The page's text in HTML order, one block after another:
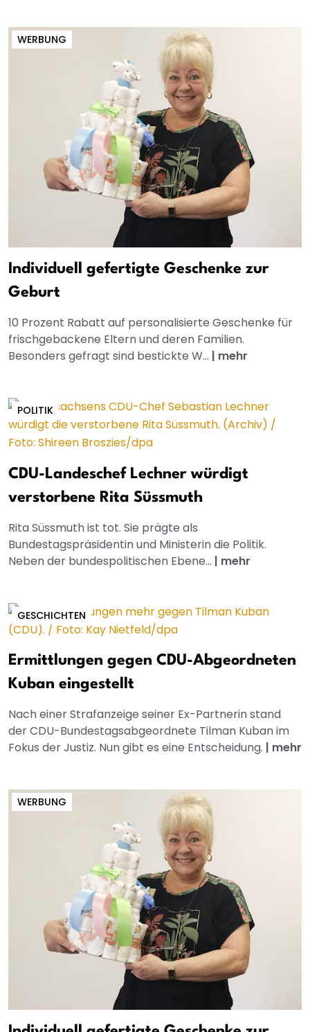
WERBUNG
Individuell gefertigte Geschenke zur
Geburt
10 Prozent Rabatt auf personalisierte Geschenke für
frischgebackene Eltern und deren Familien.
Besonders gefragt sind bestickte W... | mehr
POLITIK
CDU-Landeschef Lechner würdigt
verstorbene Rita Süssmuth
Rita Süssmuth ist tot. Sie prägte als
Bundestagspräsidentin und Ministerin die Politik.
Neben der bundespolitischen Ebene... | mehr
GESCHICHTEN
Ermittlungen gegen CDU-Abgeordneten
Kuban eingestellt
Nach einer Strafanzeige seiner Ex-Partnerin stand
der CDU-Bundestagsabgeordnete Tilman Kuban im
Fokus der Justiz. Nun gibt es eine Entscheidung. | mehr
WERBUNG